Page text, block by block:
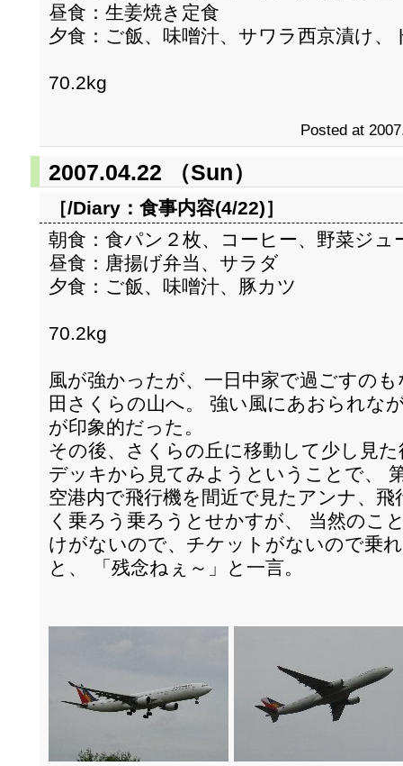
昼食：生姜焼き定食
夕食：ご飯、味噌汁、サワラ西京漬け、
70.2kg
Posted at
2007.04.22 （Sun）
［/Diary： 食事内容(4/22)］
朝食：食パン２枚、コーヒー、野菜ジュ
昼食：唐揚げ弁当、サラダ
夕食：ご飯、味噌汁、豚カツ
70.2kg
風が強かったが、一日中家で過ごすの
田さくらの山へ。 強い風にあおられな
が印象的だった。
その後、さくらの丘に移動して少し見
デッキから見てみようということで、
空港内で飛行機を間近で見たアンナ、
く乗ろう乗ろうとせかすが、 当然のこ
けがないので、チケットがないので乗
と、 「残念ねぇ～」と一言。